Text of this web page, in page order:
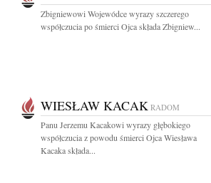
Zbigniewowi Wojewódce wyrazy szczerego
współczucia po śmierci Ojca składa Zbigniew...
WIESŁAW KACAK RADOM
Panu Jerzemu Kacakowi wyrazy głębokiego
współczucia z powodu śmierci Ojca Wiesława
Kacaka składa...